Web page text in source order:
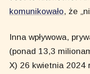
komunikowało, że
Inna wpływowa,
(ponad 13,3
X) 26 kwietnia 2024